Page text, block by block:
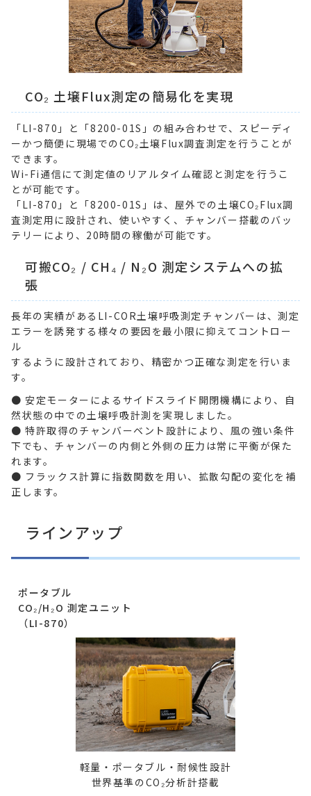
CO₂ 土壌Flux測定の簡易化を実現
「LI-870」と「8200-01S」の組み合わせで、スピーディ
ーかつ簡便に現場でのCO₂土壌Flux調査測定を行うことが
できます。
Wi-Fi通信にて測定値のリアルタイム確認と測定を行うこ
とが可能です。
「LI-870」と「8200-01S」は、屋外での土壌CO₂Flux調
査測定用に設計され、使いやすく、チャンバー搭載のバッ
テリーにより、20時間の稼働が可能です。
可搬CO₂ / CH₄ / N₂O 測定システムへの拡
張
長年の実績があるLI-COR土壌呼吸測定チャンバーは、測定
エラーを誘発する様々の要因を最小限に抑えてコントロー
ル
するように設計されており、精密かつ正確な測定を行いま
す。
● 安定モーターによるサイドスライド開閉機構により、自
然状態の中での土壌呼吸計測を実現しました。
● 特許取得のチャンバーベント設計により、風の強い条件
下でも、チャンバーの内側と外側の圧力は常に平衡が保た
れます。
● フラックス計算に指数関数を用い、拡散勾配の変化を補
正します。
ラインアップ
ポータブル
CO₂/H₂O 測定ユニット
（LI-870）
軽量・ポータブル・耐候性設計
世界基準のCO₂分析計搭載